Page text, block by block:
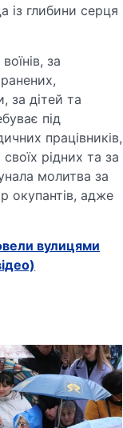
із глибини серця
за
за дітей та
під
працівників,
рідних та за
молитва за
окупантів, адже
вулицями